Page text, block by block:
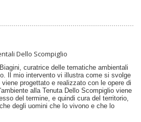
Dello Scompiglio
curatrice delle tematiche ambientali
Il mio intervento vi illustra come si svolge
progettato e realizzato con le opere di
alla Tenuta Dello Scompiglio viene
del termine, e quindi cura del territorio,
degli uomini che lo vivono e che lo